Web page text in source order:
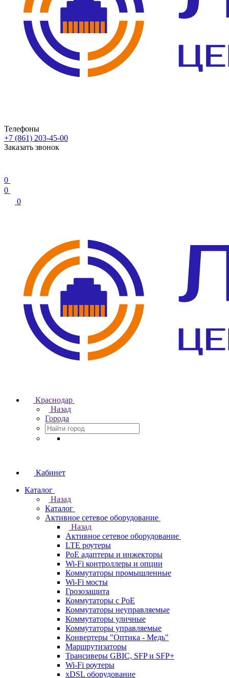
Телефоны
+7 (861) 203-45-00
Заказать звонок
0
0
0
Краснодар
Назад
Города
Кабинет
Каталог
Назад
Каталог
Активное сетевое оборудование
Назад
Активное сетевое оборудование
LTE роутеры
PoE адаптеры и инжекторы
Wi-Fi контроллеры и опции
Коммутаторы промышленные
Wi-Fi мосты
Грозозащита
Коммутаторы c PoE
Коммутаторы неуправляемые
Коммутаторы уличные
Коммутаторы управляемые
Конвертеры "Оптика - Медь"
Маршрутизаторы
Трансиверы GBIC, SFP и SFP+
Wi-Fi роутеры
xDSL оборудование